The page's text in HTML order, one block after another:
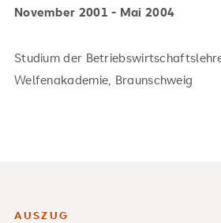
November 2001 - Mai 2004
Studium der
Welfenakademie, Braunschweig
AUSZUG